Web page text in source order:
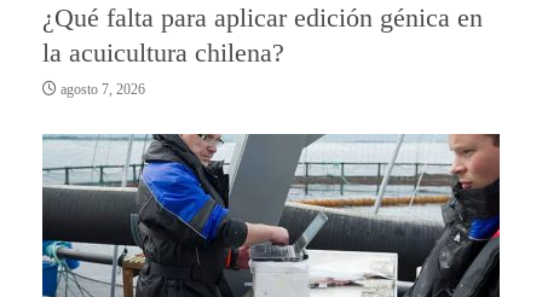
¿Qué falta para aplicar edición génica en
la acuicultura chilena?
agosto 7, 2026